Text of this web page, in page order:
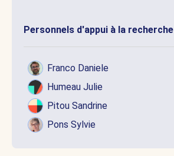
Personnels d'appui à la recherche
Franco Daniele
Humeau Julie
Pitou Sandrine
Pons Sylvie